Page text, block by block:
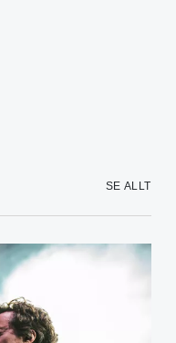
SE ALLT